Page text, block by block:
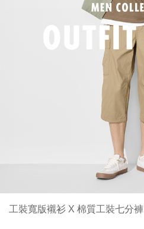
工裝寬版襯衫 X 棉質工裝七分褲